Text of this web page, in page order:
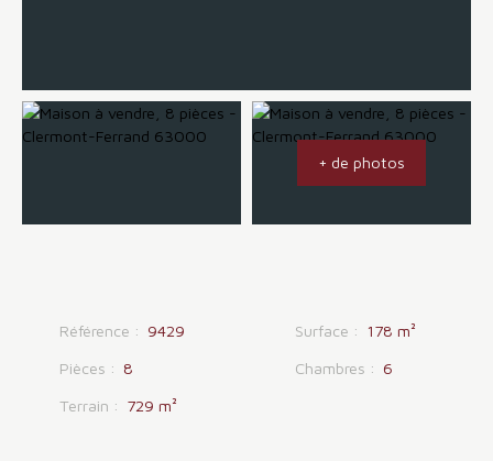
+ de photos
Référence : 9429 Surface : 178 m²
Pièces : 8 Chambres : 6
Terrain : 729 m²